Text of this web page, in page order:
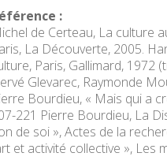
:
de Certeau, La culture
La Découverte, 2005.
Paris, Gallimard, 1972
Glevarec, Raymonde
Bourdieu, « Mais qui a
221 Pierre Bourdieu, La
de soi », Actes de la
et activité collective », Les